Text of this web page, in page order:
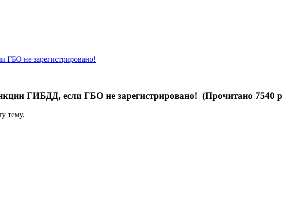
не зарегистрировано!
ГИБДД, если ГБО не зарегистрировано! (Прочитано 7540
тему.